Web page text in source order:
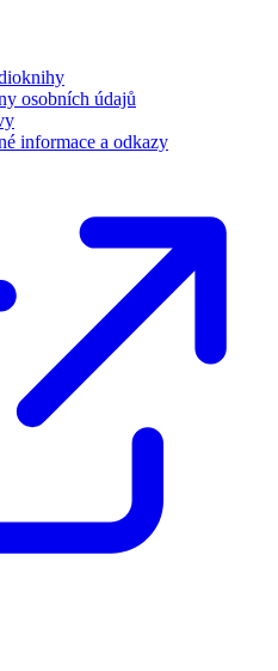
osobních údajů
informace a odkazy